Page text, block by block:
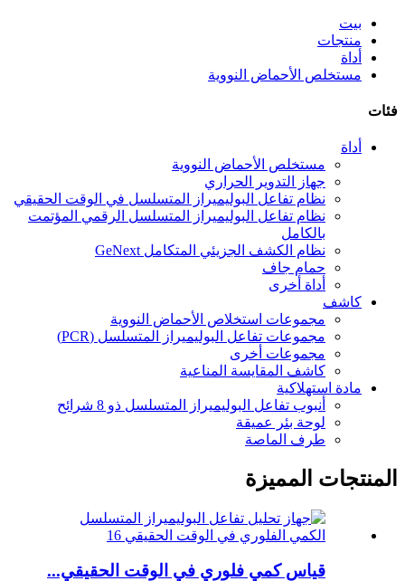
بيت
منتجات
أداة
مستخلص الأحماض النووية
فئات
أداة
مستخلص الأحماض النووية
جهاز التدوير الحراري
نظام تفاعل البوليميراز المتسلسل في الوقت الحقيقي
نظام تفاعل البوليميراز المتسلسل الرقمي المؤتمت
بالكامل
نظام الكشف الجزيئي المتكامل GeNext
حمام جاف
أداة أخرى
كاشف
مجموعات استخلاص الأحماض النووية
مجموعات تفاعل البوليميراز المتسلسل (PCR)
مجموعات أخرى
كاشف المقايسة المناعية
مادة استهلاكية
أنبوب تفاعل البوليميراز المتسلسل ذو 8 شرائح
لوحة بئر عميقة
طرف الماصة
المنتجات المميزة
قياس كمي فلوري في الوقت الحقيقي...